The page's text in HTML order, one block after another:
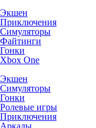
Экшен
Приключения
Симуляторы
Файтинги
Гонки
Xbox One
Экшен
Симуляторы
Гонки
Ролевые игры
Приключения
Аркады